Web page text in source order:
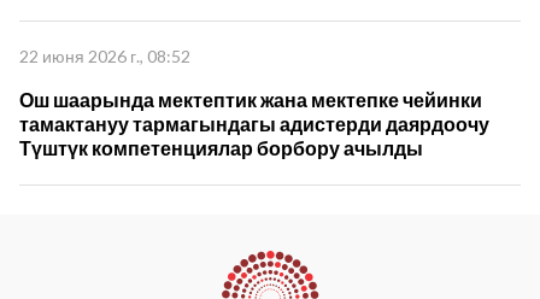
22 июня 2026 г., 08:52
Ош шаарында мектептик жана мектепке чейинки
тамактануу тармагындагы адистерди даярдоочу
Түштүк компетенциялар борбору ачылды